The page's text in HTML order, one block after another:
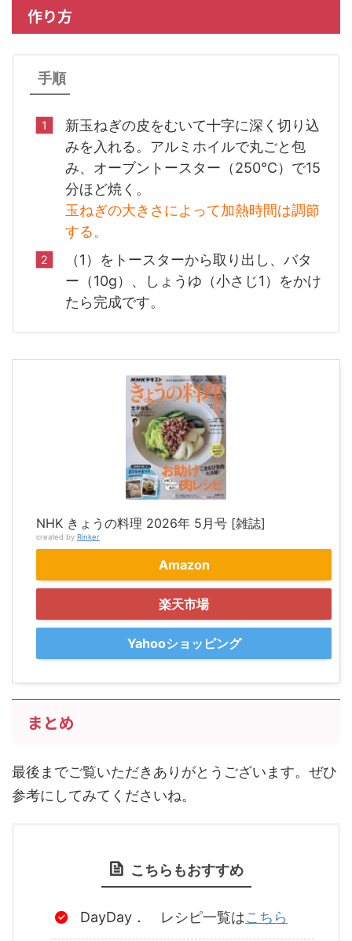
作り方
手順
新玉ねぎの皮をむいて十字に深く切り込
みを入れる。アルミホイルで丸ごと包
み、オーブントースター（250℃）で15
分ほど焼く。
玉ねぎの大きさによって加熱時間は調節
する。
（1）をトースターから取り出し、バタ
ー（10g）、しょうゆ（小さじ1）をかけ
たら完成です。
NHK きょうの料理 2026年 5月号 [雑誌]
created by Rinker
Amazon
楽天市場
Yahooショッピング
まとめ
最後までご覧いただきありがとうございます。ぜひ
参考にしてみてくださいね。
こちらもおすすめ
DayDay． レシピ一覧はこちら